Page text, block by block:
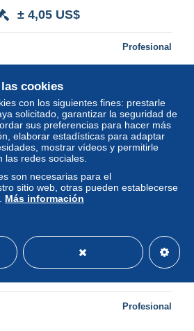
± 4,05 US$
Profesional
- SAINT-DIZIER - La marina - Les
fontaines
Profesional
cookies
con los siguientes fines: prestarle
solicitado, garantizar la seguridad de
sus preferencias para hacer más
elaborar estadísticas para adaptar
mostrar vídeos y permitirle
las redes sociales.
son necesarias para el
sitio web, otras pueden establecerse
Más información